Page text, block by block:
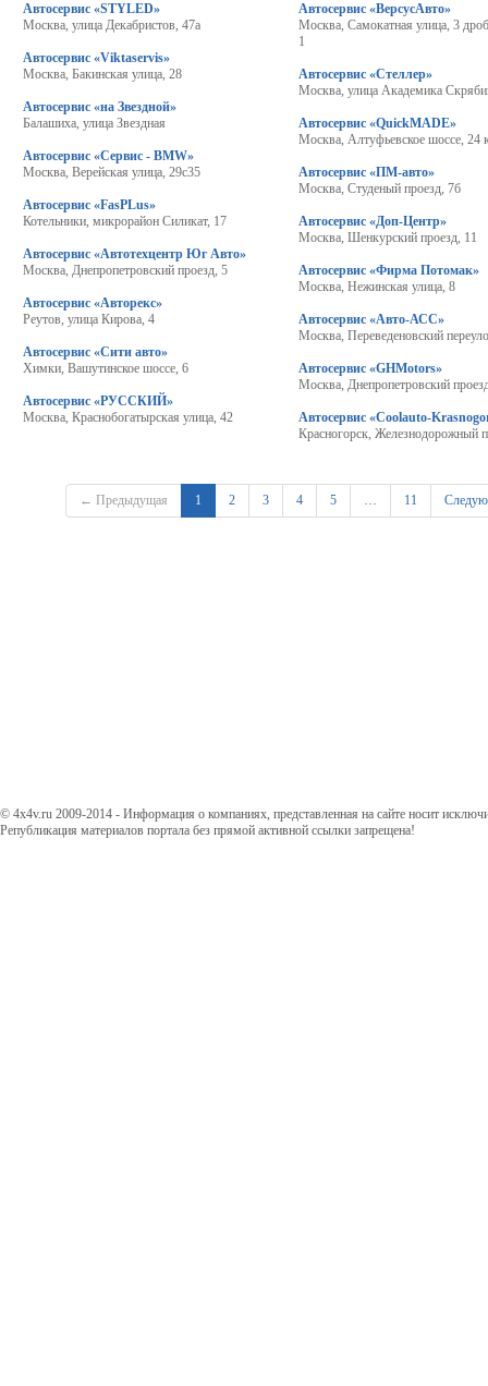
Автосервис «STYLED»
Москва, улица Декабристов, 47а
Автосервис «Viktaservis»
Москва, Бакинская улица, 28
Автосервис «на Звездной»
Балашиха, улица Звездная
Автосервис «Сервис - BMW»
Москва, Верейская улица, 29с35
Автосервис «FasPLus»
Котельники, микрорайон Силикат, 17
Автосервис «Автотехцентр Юг Авто»
Москва, Днепропетровский проезд, 5
Автосервис «Авторекс»
Реутов, улица Кирова, 4
Автосервис «Сити авто»
Химки, Вашутинское шоссе, 6
Автосервис «РУССКИЙ»
Москва, Краснобогатырская улица, 42
Автосервис «ВерсусАвто»
Москва, Самокатная улица, 3
1
Автосервис «Стеллер»
Москва, улица Академика
Автосервис «QuickMADE»
Москва, Алтуфьевское шоссе, 24
Автосервис «ПМ-авто»
Москва, Студеный проезд, 7б
Автосервис «Доп-Центр»
Москва, Шенкурский проезд, 11
Автосервис «Фирма Потомак»
Москва, Нежинская улица, 8
Автосервис «Авто-АСС»
Москва, Переведеновский
Автосервис «GHMotors»
Москва, Днепропетровский
Автосервис «Coolauto-
Красногорск, Железнодорожный
← Предыдущая 1 2 3 4 5 … 11
© 4x4v.ru 2009-2014 - Информация о компаниях, представленная на сайте носит
Републикация материалов портала без прямой активной ссылки запрещена!